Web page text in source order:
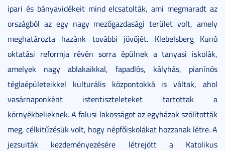
ipari és bányavidékeit mind elcsatolták, ami megmaradt az
országból az egy nagy mezőgazdasági terület volt, amely
meghatározta hazánk további jövőjét. Klebelsberg Kunó
oktatási reformja révén sorra épülnek a tanyasi iskolák,
amelyek nagy ablakaikkal, fapadlós, kályhás, pianínós
téglaépületeikkel kulturális központokká is váltak, ahol
vasárnaponként istentiszteleteket tartottak a
környékbelieknek. A falusi lakosságot az egyházak szólították
meg, célkitűzésük volt, hogy népfőiskolákat hozzanak létre. A
jezsuiták kezdeményezésére létrejött a Katolikus